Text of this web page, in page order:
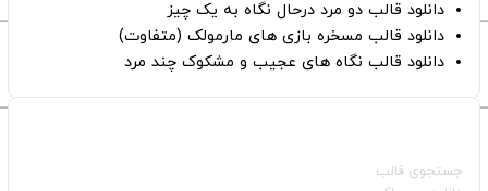
دانلود قالب دو مرد درحال نگاه به یک چیز
دانلود قالب مسخره بازی های مارمولک (متفاوت)
دانلود قالب نگاه های عجیب و مشکوک چند مرد
جستجوی قالب